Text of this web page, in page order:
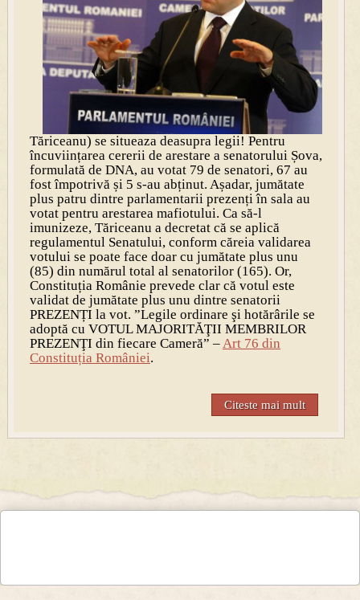
Tăriceanu) se situeaza deasupra legii! Pentru
încuviințarea cererii de arestare a senatorului Șova,
formulată de DNA, au votat 79 de senatori, 67 au
fost împotrivă și 5 s-au abținut. Așadar, jumătate
plus patru dintre parlamentarii prezenți în sala au
votat pentru arestarea mafiotului. Ca să-l
imunizeze, Tăriceanu a decretat că se aplică
regulamentul Senatului, conform căreia validarea
votului se poate face doar cu jumătate plus unu
(85) din numărul total al senatorilor (165). Or,
Constituția Românie prevede clar că votul este
validat de jumătate plus unu dintre senatorii
PREZENȚI la vot. ”Legile ordinare şi hotărârile se
adoptă cu VOTUL MAJORITĂŢII MEMBRILOR
PREZENŢI din fiecare Cameră” – Art 76 din
Constituția României.
Citeste mai mult